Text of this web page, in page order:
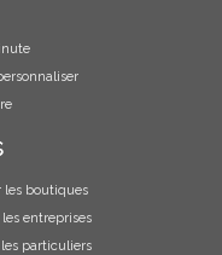
les boutiques
entreprises
particuliers